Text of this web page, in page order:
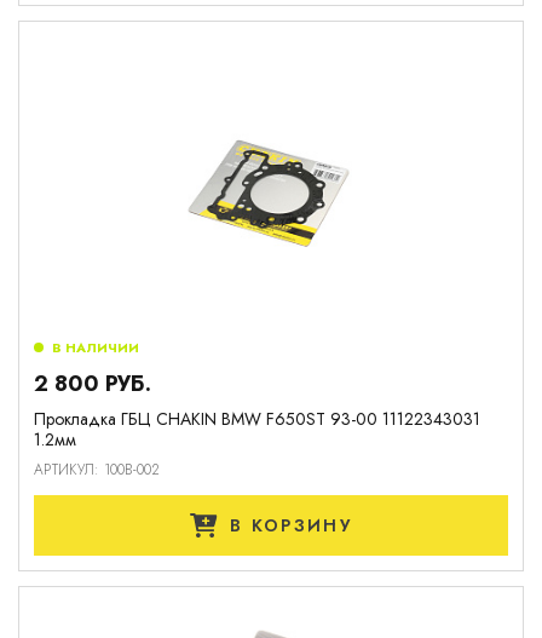
Прокладка ГБЦ CHAKIN BMW F650ST 93-00 11122343031
1.2мм
АРТИКУЛ: 100B-002
В НАЛИЧИИ
2 800 РУБ.
В КОРЗИНУ